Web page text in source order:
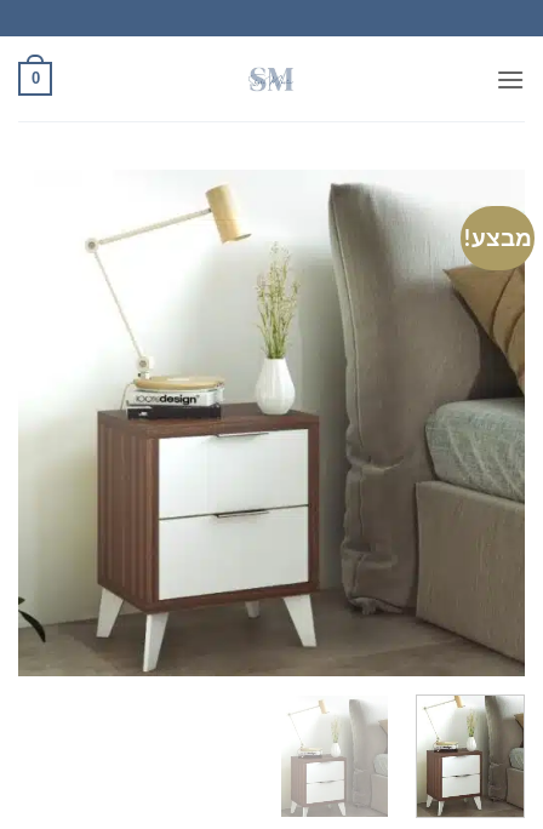
to
content
0
מבצע!